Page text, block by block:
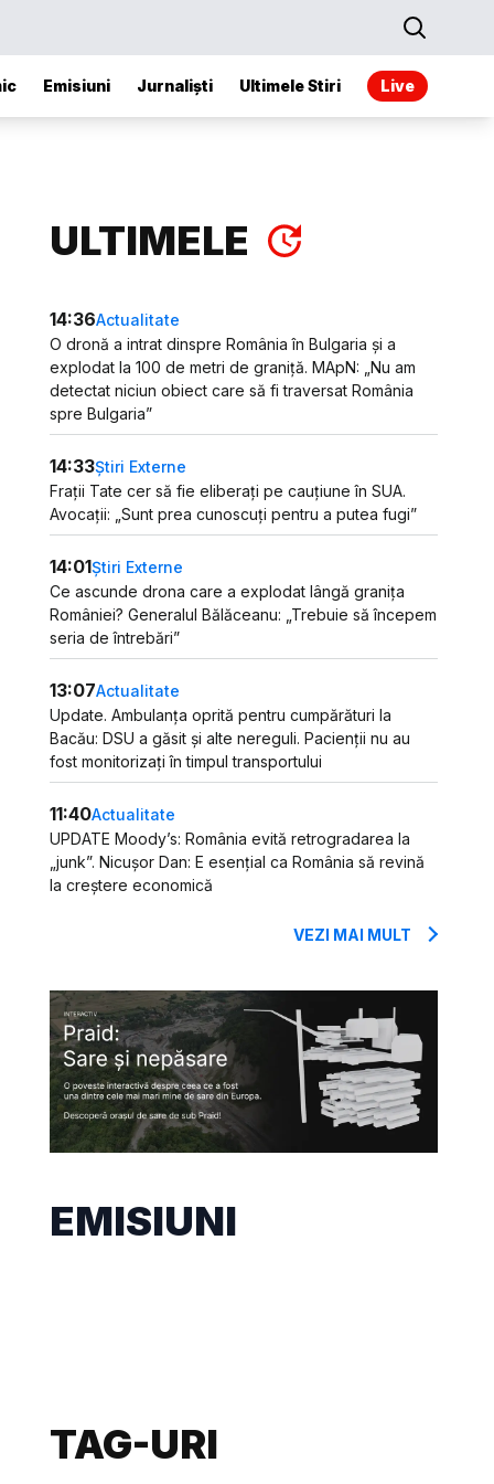
Emisiuni Jurnaliști Ultimele Stiri Live
ULTIMELE
14:36Actualitate
O dronă a intrat dinspre România în Bulgaria și a
explodat la 100 de metri de graniță. MApN: „Nu am
detectat niciun obiect care să fi traversat România
spre Bulgaria”
14:33Știri Externe
Frații Tate cer să fie eliberați pe cauțiune în SUA.
Avocații: „Sunt prea cunoscuți pentru a putea fugi”
14:01Știri Externe
Ce ascunde drona care a explodat lângă granița
României? Generalul Bălăceanu: „Trebuie să începem
seria de întrebări”
13:07Actualitate
Update. Ambulanța oprită pentru cumpărături la
Bacău: DSU a găsit și alte nereguli. Pacienții nu au
fost monitorizați în timpul transportului
11:40Actualitate
UPDATE Moody’s: România evită retrogradarea la
„junk”. Nicușor Dan: E esențial ca România să revină
la creștere economică
VEZI MAI MULT
EMISIUNI
TAG-URI